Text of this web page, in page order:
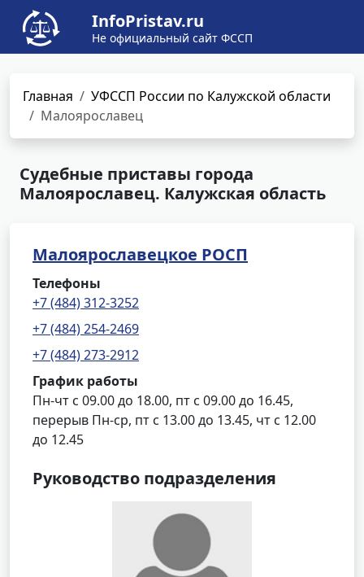
InfoPristav.ru
Не официальный сайт ФССП
Главная
УФССП России по Калужской области
Малоярославец
Судебные приставы города
Малоярославец. Калужская область
Малоярославецкое РОСП
Телефоны
+7 (484) 312-3252
+7 (484) 254-2469
+7 (484) 273-2912
График работы
Пн-чт с 09.00 до 18.00, пт с 09.00 до 16.45,
перерыв Пн-ср, пт с 13.00 до 13.45, чт с 12.00
до 12.45
Руководство подразделения